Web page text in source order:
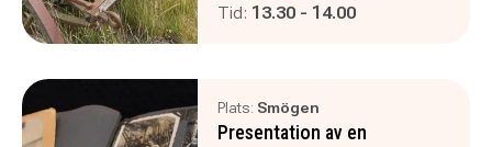
Tid: Pågår mellan
13.30 - och
14.00
Plats: Smögen
Presentation av en